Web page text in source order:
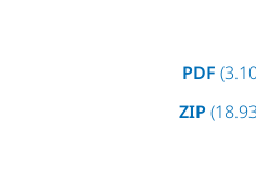
PDF
ZIP